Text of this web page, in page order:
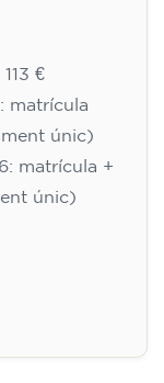
€
matrícula
únic)
matrícula +
únic)